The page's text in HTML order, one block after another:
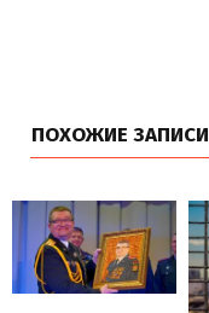
ПОХОЖИЕ ЗАПИСИ